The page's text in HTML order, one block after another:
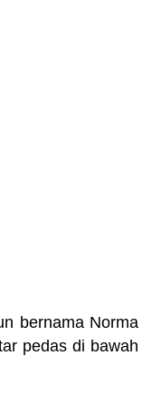
bernama Norma
pedas di bawah